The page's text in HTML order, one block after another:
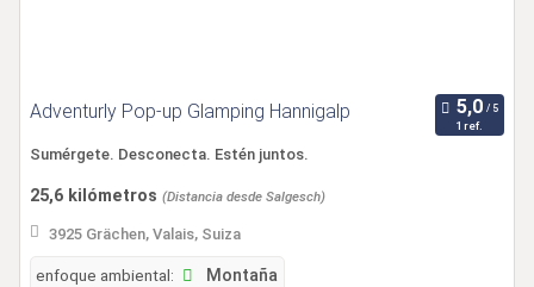
Adventurly Pop-up Glamping Hannigalp
1 ref.
Sumérgete. Desconecta. Estén juntos.
25,6 kilómetros (Distancia desde Salgesch)
3925 Grächen, Valais, Suiza
enfoque ambiental: Montaña